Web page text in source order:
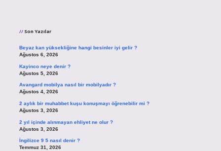
Son Yazılar
Beyaz kan yüksekliğine hangi besinler iyi gelir ?
Ağustos 6, 2026
Kayinco neye denir ?
Ağustos 5, 2026
Avangard mobilya nasıl bir mobilyadır ?
Ağustos 4, 2026
2 aylık bir muhabbet kuşu konuşmayı öğrenebilir mi ?
Ağustos 3, 2026
2 yıl içinde alınmayan ehliyet ne olur ?
Ağustos 3, 2026
İngilizce 9 5 nasıl denir ?
Temmuz 31, 2026